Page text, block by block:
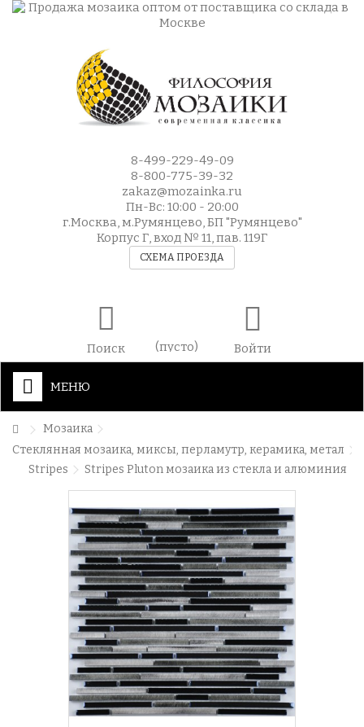
8-499-229-49-09
8-800-775-39-32
zakaz@mozainka.ru
Пн-Вс: 10:00 - 20:00
г.Москва, м.Румянцево, БП "Румянцево"
Корпус Г, вход № 11, пав. 119Г
СХЕМА ПРОЕЗДА
Поиск (пусто) Войти
МЕНЮ
Мозаика
Стеклянная мозаика, миксы, перламутр, керамика, метал
Stripes
Stripes Pluton мозаика из стекла и алюминия